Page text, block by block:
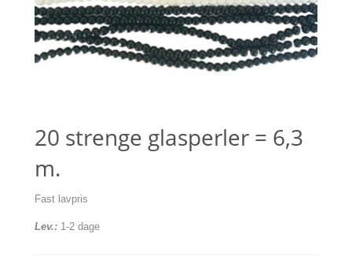
20 strenge glasperler = 6,3
m.
Fast lavpris
Lev.: 1-2 dage